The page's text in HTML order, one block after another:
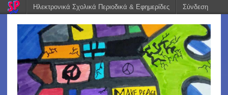
Ηλεκτρονικά Σχολικά Περιοδικά & Εφημερίδες Σύνδεση